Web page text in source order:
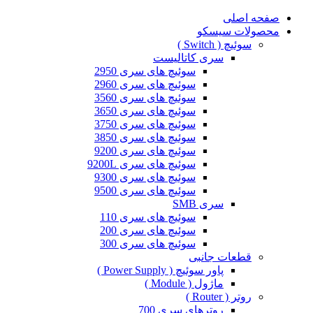
صفحه اصلی
محصولات سیسکو
سوئیچ ( Switch )
سری کاتالیست
سوئیچ های سری 2950
سوئیچ های سری 2960
سوئیچ های سری 3560
سوئیچ های سری 3650
سوئیچ های سری 3750
سوئیچ های سری 3850
سوئیچ های سری 9200
سوئیچ های سری 9200L
سوئیچ های سری 9300
سوئیچ های سری 9500
سری SMB
سوئیچ های سری 110
سوئیچ های سری 200
سوئیچ های سری 300
قطعات جانبی
پاور سوئیچ ( Power Supply )
ماژول ( Module )
روتر ( Router )
روترهای سری 700